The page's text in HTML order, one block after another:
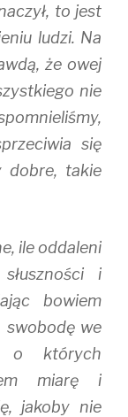
to jest
ludzi. Na
że owej
nie
się
dobre, takie
ile oddaleni
i
bowiem
swobodę we
o których
miarę i
jakoby nie